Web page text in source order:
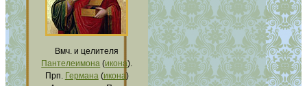
Вмч. и целителя
Пантелеимона (икона).
Прп. Германа(икона)